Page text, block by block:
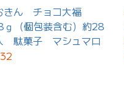
きん チョコ大福
（個包装含む）約28
駄菓子 マシュマロ